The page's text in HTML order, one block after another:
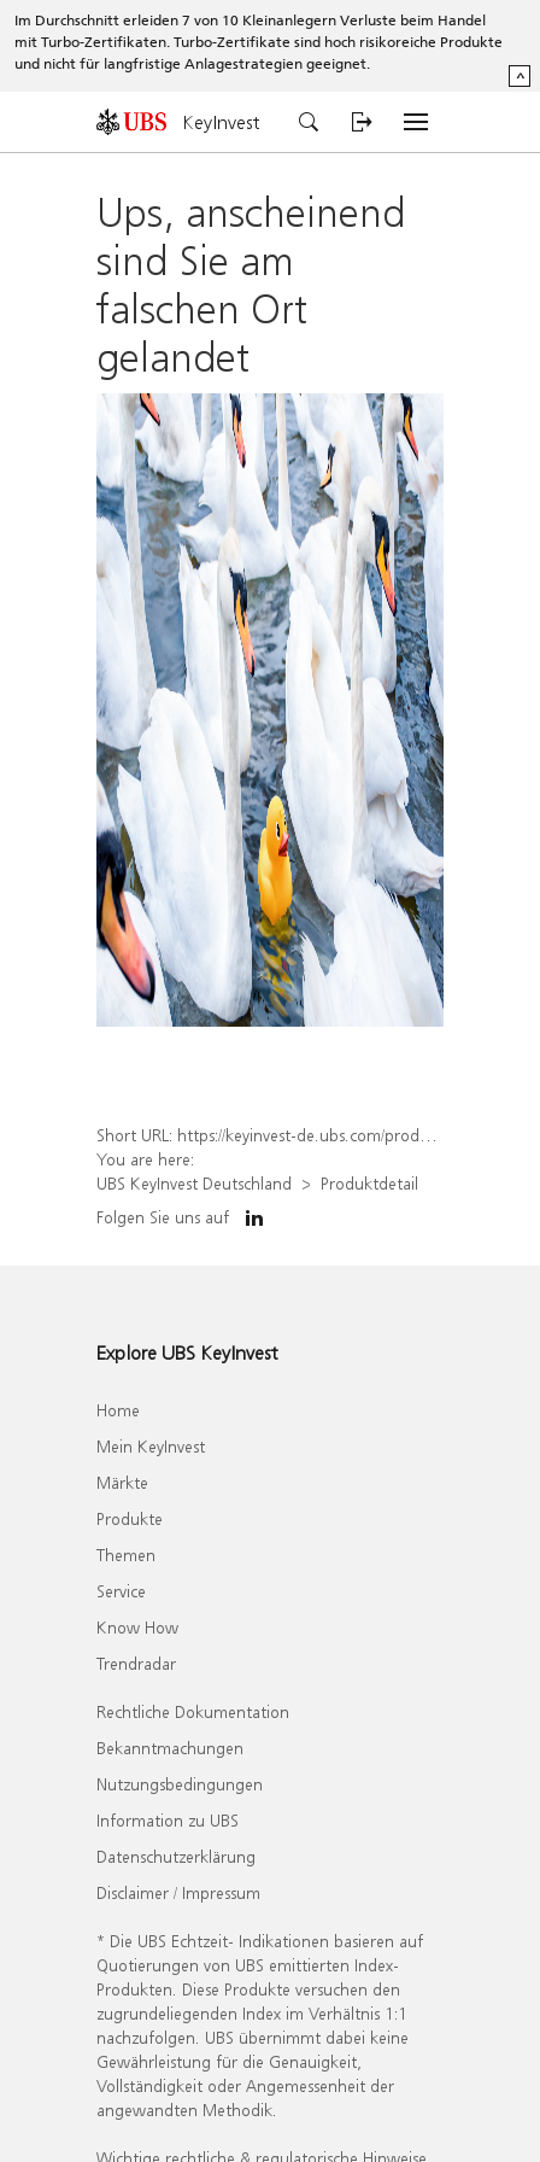
Im Durchschnitt erleiden 7 von 10 Kleinanlegern Verluste beim Handel
mit Turbo-Zertifikaten. Turbo-Zertifikate sind hoch risikoreiche Produkte
und nicht für langfristige Anlagestrategien geeignet.
^
KeyInvest
Ups, anscheinend
sind Sie am
falschen Ort
gelandet
Short URL: https://keyinvest-de.ubs.com/produkt/detail/index/isin/DE000WA4VSN4
You are here:
UBS KeyInvest Deutschland
Produktdetail
Folgen Sie uns auf
Explore UBS KeyInvest
Home
Mein KeyInvest
Märkte
Produkte
Themen
Service
Know How
Trendradar
Rechtliche Dokumentation
Bekanntmachungen
Nutzungsbedingungen
Information zu UBS
Datenschutzerklärung
Disclaimer / Impressum
* Die UBS Echtzeit- Indikationen basieren auf
Quotierungen von UBS emittierten Index-
Produkten. Diese Produkte versuchen den
zugrundeliegenden Index im Verhältnis 1:1
nachzufolgen. UBS übernimmt dabei keine
Gewährleistung für die Genauigkeit,
Vollständigkeit oder Angemessenheit der
angewandten Methodik.